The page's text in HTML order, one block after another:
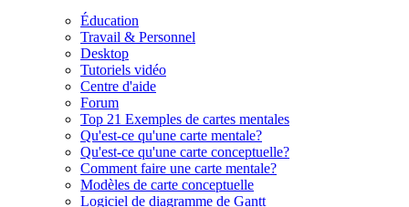
Éducation
Travail & Personnel
Desktop
Tutoriels vidéo
Centre d'aide
Forum
Top 21 Exemples de cartes mentales
Qu'est-ce qu'une carte mentale?
Qu'est-ce qu'une carte conceptuelle?
Comment faire une carte mentale?
Modèles de carte conceptuelle
Logiciel de diagramme de Gantt